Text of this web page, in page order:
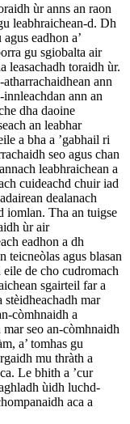
ùr anns an raon
leabhraichean-d. Dh
eadhon a’
gu sgiobalta air
leasachadh toraidh ùr.
ann
ann an
dha daoine
an leabhar
a bha a ’gabhail ri
seo agus chan
leabhraichean a
cuideachd chuir iad
dealanach
iomlan. Tha an tuigse
ùr air
eadhon a dh
teicneòlas agus blasan
de cho cudromach
sgairteil far a
mar
còmhnaidh a
seo an-còmhnaidh
a’ tomhas gu
mu thràth a
Le bhith a ’cur
ùidh luchd-
aca a